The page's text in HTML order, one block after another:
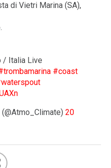
di Vietri Marina (SA),
/ Italia Live
#coast
20